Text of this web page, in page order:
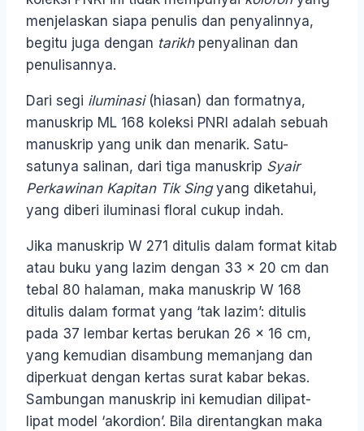
menjelaskan siapa penulis dan penyalinnya,
begitu juga dengan tarikhpenyalinan dan
penulisannya.
Dari segi iluminasi(hiasan) dan formatnya,
manuskrip ML 168 koleksi PNRI adalah sebuah
manuskrip yang unik dan menarik. Satu-
satunya salinan, dari tiga manuskrip Syair
Perkawinan Kapitan Tik Singyang diketahui,
yang diberi iluminasi floral cukup indah.
Jika manuskrip W 271 ditulis dalam format kitab
atau buku yang lazim dengan 33 x 20 cm dan
tebal 80 halaman, maka manuskrip W 168
ditulis dalam format yang ‘tak lazim’: ditulis
pada 37 lembar kertas berukan 26 x 16 cm,
yang kemudian disambung memanjang dan
diperkuat dengan kertas surat kabar bekas.
Sambungan manuskrip ini kemudian dilipat-
lipat model ‘akordion’. Bila direntangkan maka